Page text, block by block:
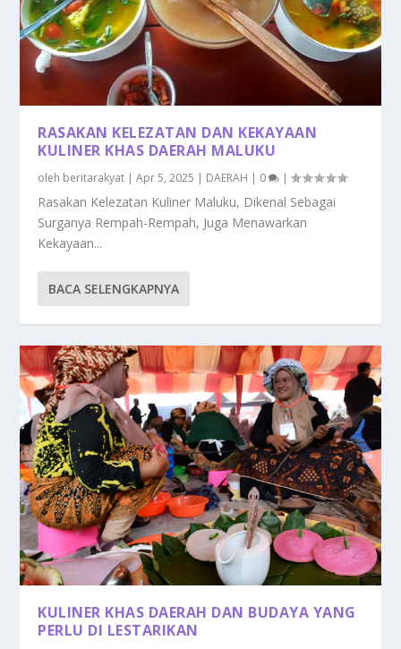
RASAKAN KELEZATAN DAN KEKAYAAN
KULINER KHAS DAERAH MALUKU
oleh beritarakyat |Apr 5, 2025 | DAERAH | 0 |
Rasakan Kelezatan Kuliner Maluku, Dikenal Sebagai
Surganya Rempah-Rempah, Juga Menawarkan
Kekayaan...
BACA SELENGKAPNYA
KULINER KHAS DAERAH DAN BUDAYA YANG
PERLU DI LESTARIKAN